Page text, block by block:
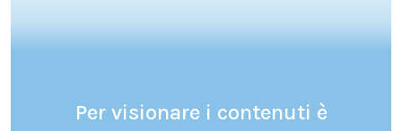
Per visionare i contenuti è